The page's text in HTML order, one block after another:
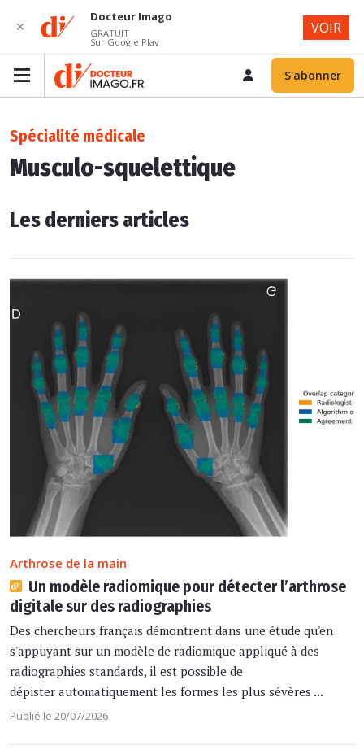
S'abonner
Spécialité médicale
Musculo-squelettique
Les derniers articles
Arthrose de la main
Un modèle radiomique pour détecter l’arthrose
digitale sur des radiographies
Des chercheurs français démontrent dans une étude qu'en
s'appuyant sur un modèle de radiomique appliqué à des
radiographies standards, il est possible de
dépister automatiquement les formes les plus sévères ...
Publié le 20/07/2026
✕
Docteur Imago
GRATUIT
Sur Google Play
VOIR